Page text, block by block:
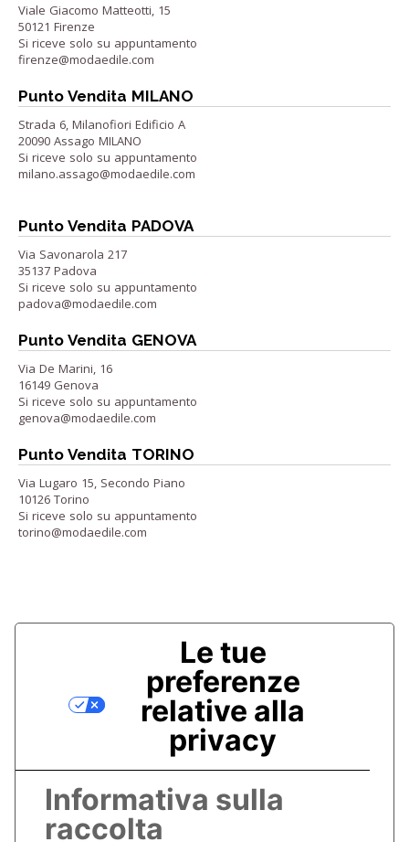
Viale Giacomo Matteotti, 15
50121 Firenze
Si riceve solo su appuntamento
firenze@modaedile.com
Punto Vendita MILANO
Strada 6, Milanofiori Edificio A
20090 Assago MILANO
Si riceve solo su appuntamento
milano.assago@modaedile.com
Punto Vendita PADOVA
Via Savonarola 217
35137 Padova
Si riceve solo su appuntamento
padova@modaedile.com
Punto Vendita GENOVA
Via De Marini, 16
16149 Genova
Si riceve solo su appuntamento
genova@modaedile.com
Punto Vendita TORINO
Via Lugaro 15, Secondo Piano
10126 Torino
Si riceve solo su appuntamento
torino@modaedile.com
Informativa sulla
raccolta
Le tue
preferenze
relative alla
privacy